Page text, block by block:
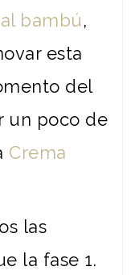
bambú,
esta
del
un poco de
Crema
las
la fase 1.